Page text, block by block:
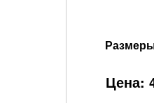
Цена: